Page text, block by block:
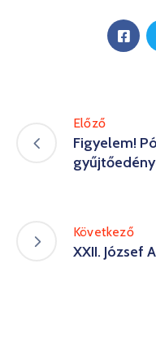
Előző
Figyelem!
Következő
XXII. József